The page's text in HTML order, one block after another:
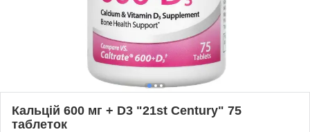
Кальцій 600 мг + D3 "21st Century" 75
таблеток